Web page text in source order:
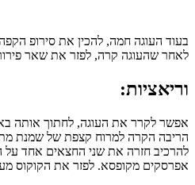
בעוד העוגה חמה, להכין את סירופ
לאחר שהעוגה קרה, לפזר את שאר
וריאציות:
אפשר לקרר את העוגה, לחתוך אותה
הריבה הקרה למרוח קצפת של שמנת
להרכיב חזרה את שני החצאים אחד על
אפרסקים מקופסא. לפזר את הקוקוס